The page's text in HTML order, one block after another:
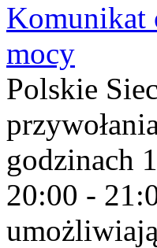
Komunikat
mocy
Polskie
godzinach
20:00 -